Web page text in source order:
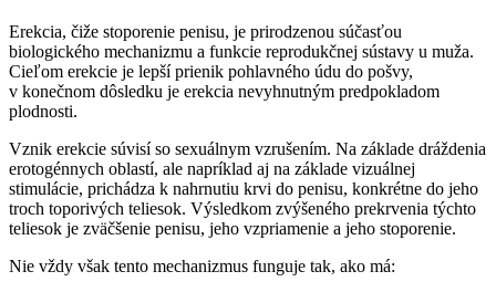
Erekcia, čiže stoporenie penisu, je prirodzenou súčasťou
biologického mechanizmu a funkcie reprodukčnej sústavy u muža.
Cieľom erekcie je lepší prienik pohlavného údu do pošvy,
v konečnom dôsledku je erekcia nevyhnutným predpokladom
plodnosti.
Vznik erekcie súvisí so sexuálnym vzrušením. Na základe dráždenia
erotogénnych oblastí, ale napríklad aj na základe vizuálnej
stimulácie, prichádza k nahrnutiu krvi do penisu, konkrétne do jeho
troch toporivých teliesok. Výsledkom zvýšeného prekrvenia týchto
teliesok je zväčšenie penisu, jeho vzpriamenie a jeho stoporenie.
Nie vždy však tento mechanizmus funguje tak, ako má: